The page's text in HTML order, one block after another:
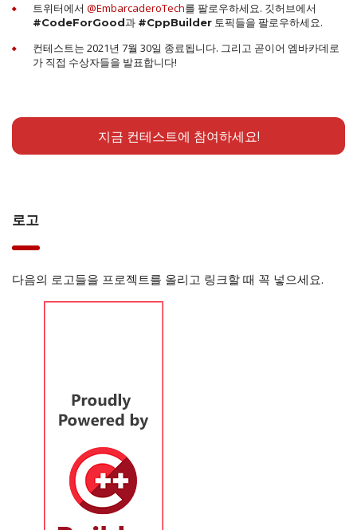
트위터에서 @EmbarcaderoTech를 팔로우하세요. 깃허브에서
#CodeForGood과 #CppBuilder 토픽들을 팔로우하세요.
컨테스트는 2021년 7월 30일 종료됩니다. 그리고 곧이어 엠바카데로
가 직접 수상자들을 발표합니다!
지금 컨테스트에 참여하세요!
로고
다음의 로고들을 프로젝트를 올리고 링크할 때 꼭 넣으세요.